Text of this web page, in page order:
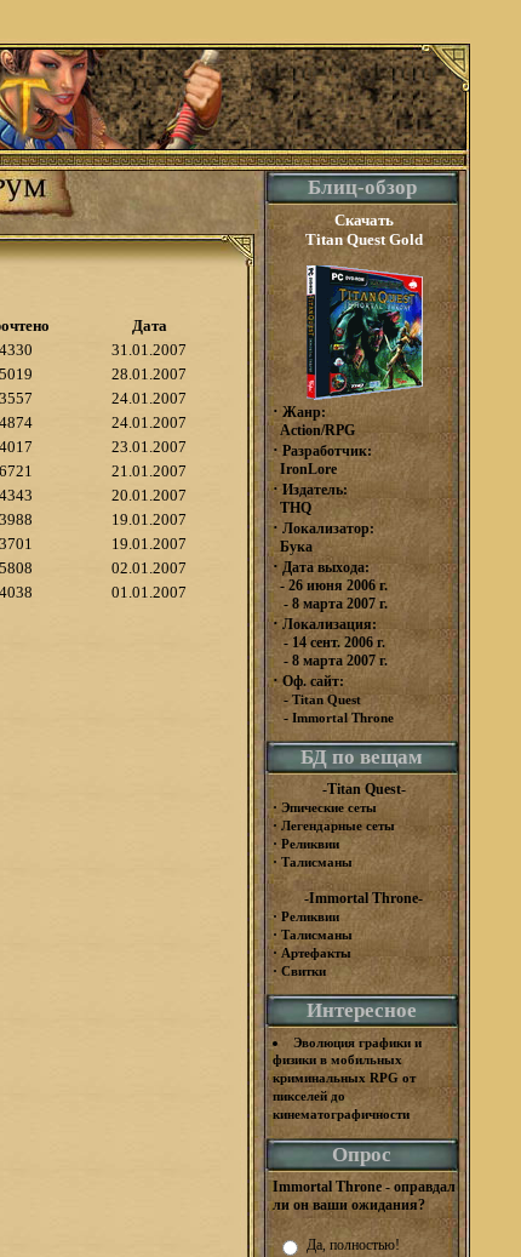
Дата
4330
31.01.2007
5019
28.01.2007
3557
24.01.2007
4874
24.01.2007
4017
23.01.2007
6721
21.01.2007
4343
20.01.2007
3988
19.01.2007
3701
19.01.2007
5808
02.01.2007
4038 01.01.2007
Блиц-обзор
Скачать
Titan Quest Gold
· Жанр:
Action/RPG
· Разработчик:
IronLore
· Издатель:
THQ
· Локализатор:
Бука
· Дата выхода:
- 26 июня 2006 г.
- 8 марта 2007 г.
· Локализация:
- 14 сент. 2006 г.
- 8 марта 2007 г.
· Оф. сайт:
- Titan Quest
- Immortal Throne
БД по вещам
-Titan Quest-
· Эпические сеты
· Легендарные сеты
· Реликвии
· Талисманы
-Immortal Throne-
· Реликвии
· Талисманы
· Артефакты
· Свитки
Интересное
Эволюция графики и
физики в мобильных
криминальных RPG от
пикселей до
кинематографичности
Опрос
Immortal Throne - оправдал
ли он ваши ожидания?
Да, полностью!